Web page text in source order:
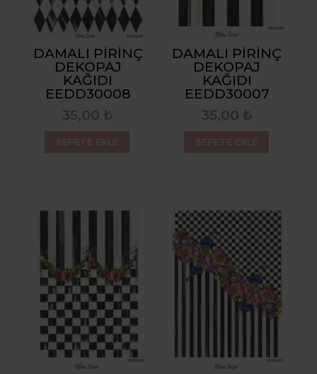
DAMALI PIRINÇ
DEKOPAJ
KAĞIDI
EEDD30008
35,00 ₺
DAMALI PIRINÇ
DEKOPAJ
KAĞIDI
EEDD30007
35,00 ₺